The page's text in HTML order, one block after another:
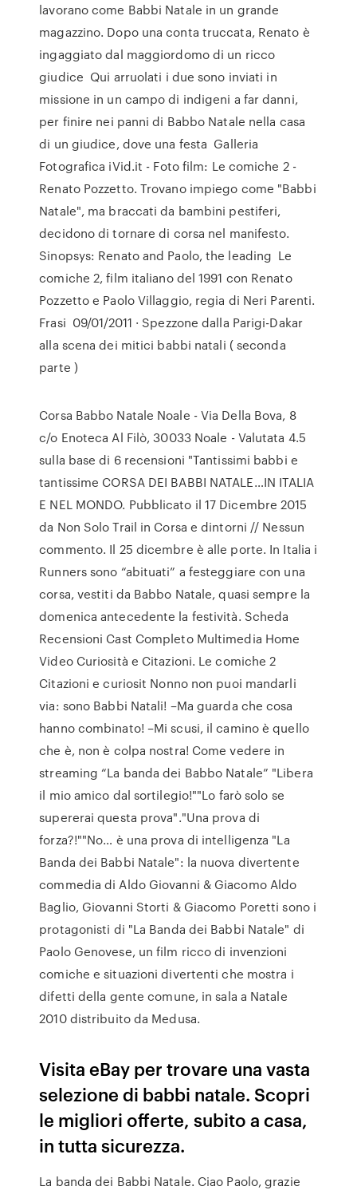
lavorano come Babbi Natale in un grande
magazzino. Dopo una conta truccata, Renato è
ingaggiato dal maggiordomo di un ricco
giudice Qui arruolati i due sono inviati in
missione in un campo di indigeni a far danni,
per finire nei panni di Babbo Natale nella casa
di un giudice, dove una festa Galleria
Fotografica iVid.it - Foto film: Le comiche 2 -
Renato Pozzetto. Trovano impiego come "Babbi
Natale", ma braccati da bambini pestiferi,
decidono di tornare di corsa nel manifesto.
Sinopsys: Renato and Paolo, the leading Le
comiche 2, film italiano del 1991 con Renato
Pozzetto e Paolo Villaggio, regia di Neri Parenti.
Frasi 09/01/2011 · Spezzone dalla Parigi-Dakar
alla scena dei mitici babbi natali ( seconda
parte )
Corsa Babbo Natale Noale - Via Della Bova, 8
c/o Enoteca Al Filò, 30033 Noale - Valutata 4.5
sulla base di 6 recensioni "Tantissimi babbi e
tantissime CORSA DEI BABBI NATALE…IN ITALIA
E NEL MONDO. Pubblicato il 17 Dicembre 2015
da Non Solo Trail in Corsa e dintorni // Nessun
commento. Il 25 dicembre è alle porte. In Italia i
Runners sono “abituati” a festeggiare con una
corsa, vestiti da Babbo Natale, quasi sempre la
domenica antecedente la festività. Scheda
Recensioni Cast Completo Multimedia Home
Video Curiosità e Citazioni. Le comiche 2
Citazioni e curiosit Nonno non puoi mandarli
via: sono Babbi Natali! –Ma guarda che cosa
hanno combinato! –Mi scusi, il camino è quello
che è, non è colpa nostra! Come vedere in
streaming “La banda dei Babbo Natale” "Libera
il mio amico dal sortilegio!""Lo farò solo se
supererai questa prova"."Una prova di
forza?!""No… è una prova di intelligenza "La
Banda dei Babbi Natale": la nuova divertente
commedia di Aldo Giovanni & Giacomo Aldo
Baglio, Giovanni Storti & Giacomo Poretti sono i
protagonisti di "La Banda dei Babbi Natale" di
Paolo Genovese, un film ricco di invenzioni
comiche e situazioni divertenti che mostra i
difetti della gente comune, in sala a Natale
2010 distribuito da Medusa.
Visita eBay per trovare una vasta
selezione di babbi natale. Scopri
le migliori offerte, subito a casa,
in tutta sicurezza.
La banda dei Babbi Natale. Ciao Paolo, grazie